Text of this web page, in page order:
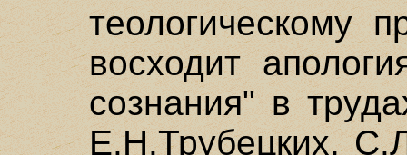
теологическому
восходит
сознания" в
Е.Н.Трубецких,